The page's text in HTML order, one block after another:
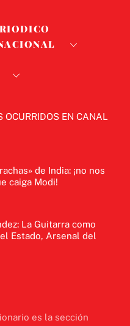
OCURRIDOS EN CANAL
de India: ¡no nos
caiga Modi!
La Guitarra como
Estado, Arsenal del
es la sección